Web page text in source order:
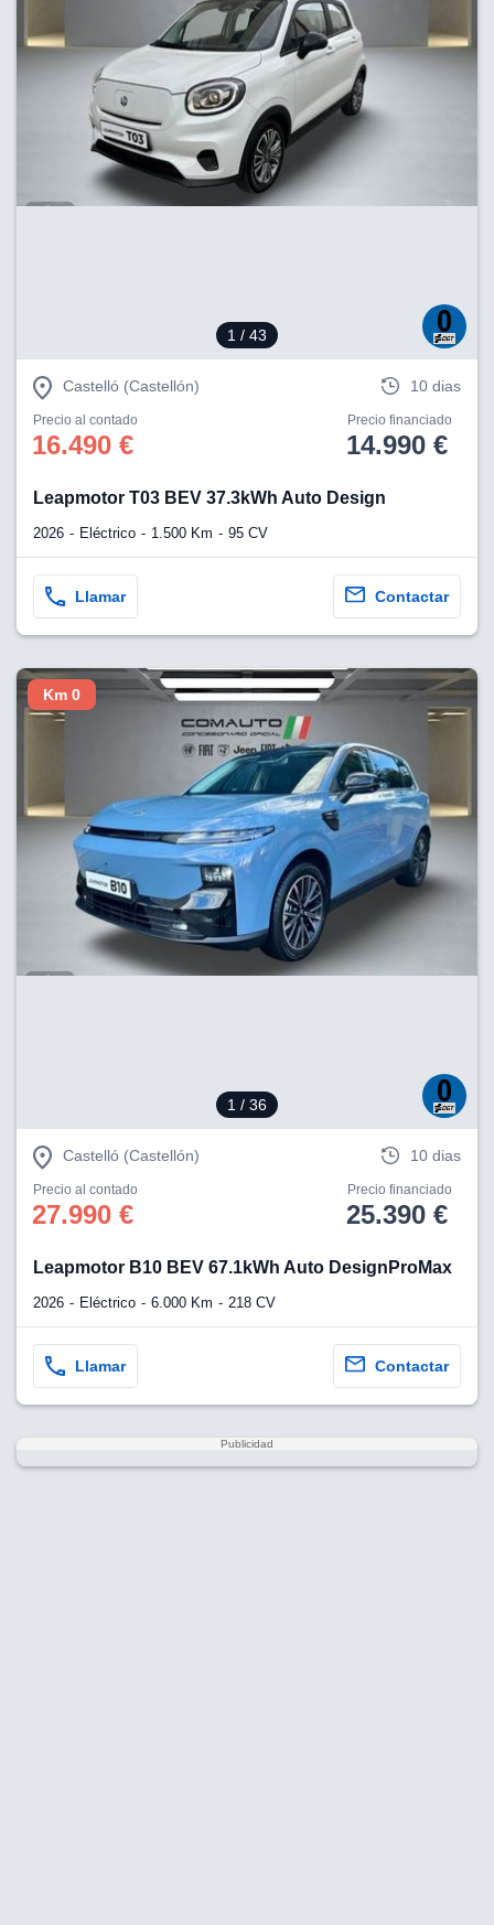
1 / 43
Castelló (Castellón) 10 dias
Precio al contado
16.490 €
Precio financiado
14.990 €
Leapmotor T03 BEV 37.3kWh Auto Design
2026 Eléctrico 1.500 Km 95 CV
Llamar Contactar
1 / 36
Km 0
Castelló (Castellón) 10 dias
Precio al contado
27.990 €
Precio financiado
25.390 €
Leapmotor B10 BEV 67.1kWh Auto DesignProMax
2026 Eléctrico 6.000 Km 218 CV
Llamar Contactar